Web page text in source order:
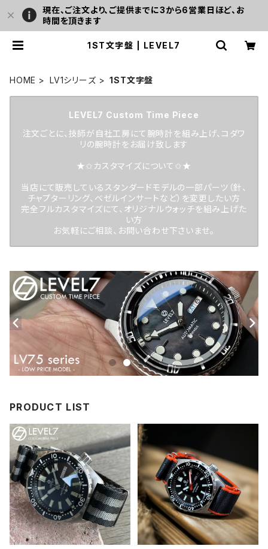
現在、ご注文より、ご提供までに3から6営業日ほど、お
時間を頂きます
1ST文字盤 | LEVEL7
HOME LV1シリーズ 1ST文字盤
LEVEL7 Custom Time Piece
注文ごとに、技師が自社工房にて腕時計を組み上げ、コダワ
リの腕時計をお届け致します
★✩カスタマイズについて✩★
当店にて販売しているスタンダードモデルの一部パーツ（針、
チャプターリング、ベゼルインサートなど）を変更したい方
完全フルカスタマイズにて、オリジナルウォッチを組み上げた
い方
お気軽にご相談、お問い合わせ下さいませ。
PRODUCT LIST